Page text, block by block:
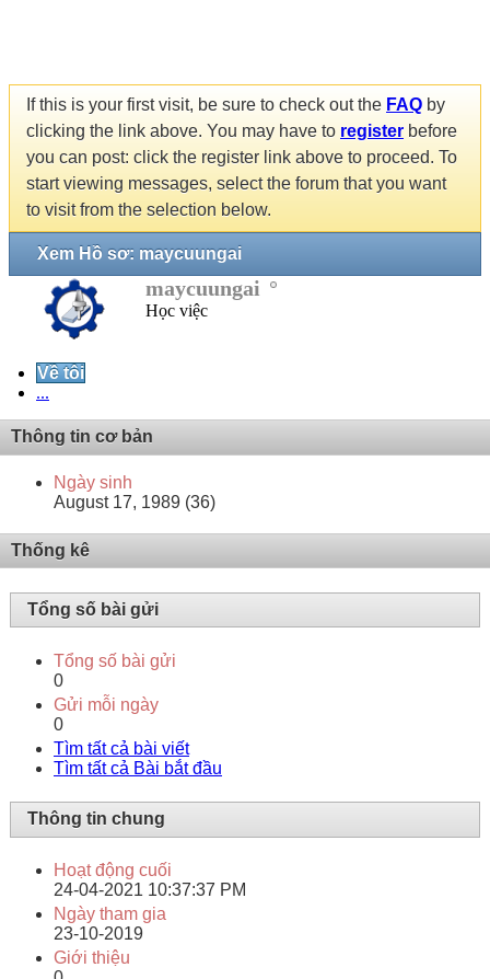
If this is your first visit, be sure to check out the FAQ by
clicking the link above. You may have to register before
you can post: click the register link above to proceed. To
start viewing messages, select the forum that you want
to visit from the selection below.
Xem Hồ sơ: maycuungai
maycuungai
Học việc
Về tôi
...
Thông tin cơ bản
Ngày sinh
August 17, 1989 (36)
Thống kê
Tổng số bài gửi
Tổng số bài gửi
0
Gửi mỗi ngày
0
Tìm tất cả bài viết
Tìm tất cả Bài bắt đầu
Thông tin chung
Hoạt động cuối
24-04-2021 10:37:37 PM
Ngày tham gia
23-10-2019
Giới thiệu